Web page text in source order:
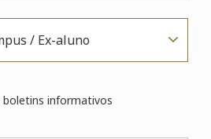
/ Ex-aluno
boletins informativos